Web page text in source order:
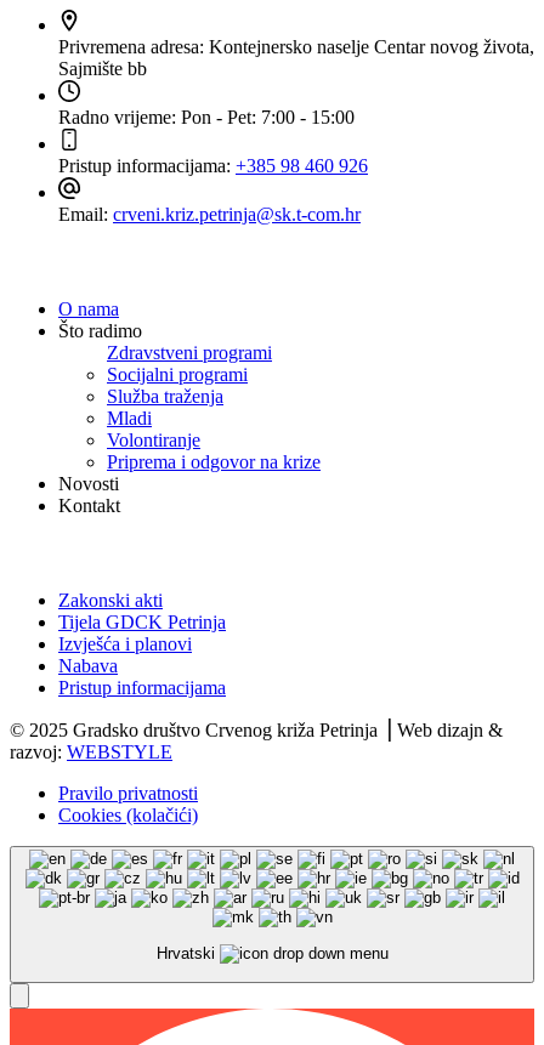
Privremena adresa: Kontejnersko naselje Centar novog života,
Sajmište bb
Radno vrijeme: Pon - Pet: 7:00 - 15:00
Pristup informacijama: +385 98 460 926
Email: crveni.kriz.petrinja@sk.t-com.hr
O nama
Što radimo
Zdravstveni programi
Socijalni programi
Služba traženja
Mladi
Volontiranje
Priprema i odgovor na krize
Novosti
Kontakt
Zakonski akti
Tijela GDCK Petrinja
Izvješća i planovi
Nabava
Pristup informacijama
© 2025 Gradsko društvo Crvenog križa Petrinja ⎟ Web dizajn &
razvoj: WEBSTYLE
Pravilo privatnosti
Cookies (kolačići)
Hrvatski